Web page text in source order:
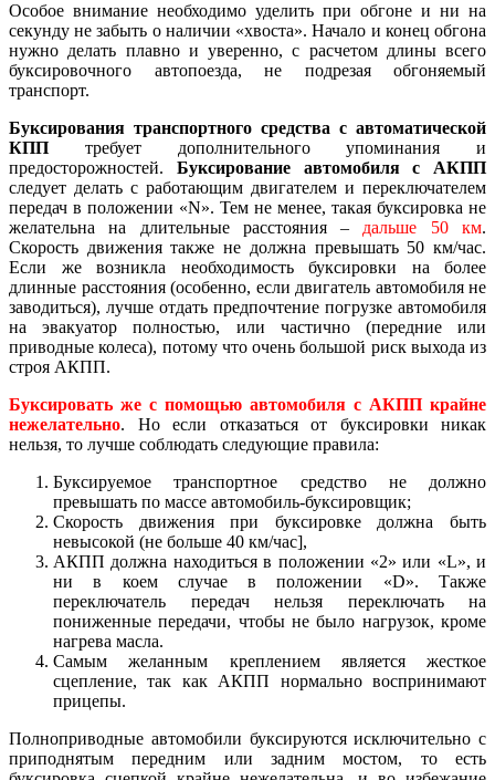
Особое внимание необходимо уделить при обгоне и ни на
секунду не забыть о наличии «хвоста». Начало и конец обгона
нужно делать плавно и уверенно, с расчетом длины всего
буксировочного автопоезда, не подрезая обгоняемый
транспорт.
Буксирования транспортного средства с автоматической
КПП требует дополнительного упоминания и
предосторожностей. Буксирование автомобиля с АКПП
следует делать с работающим двигателем и переключателем
передач в положении «N». Тем не менее, такая буксировка не
желательна на длительные расстояния – дальше 50 км.
Скорость движения также не должна превышать 50 км/час.
Если же возникла необходимость буксировки на более
длинные расстояния (особенно, если двигатель автомобиля не
заводиться), лучше отдать предпочтение погрузке автомобиля
на эвакуатор полностью, или частично (передние или
приводные колеса), потому что очень большой риск выхода из
строя АКПП.
Буксировать же с помощью автомобиля с АКПП крайне
нежелательно. Но если отказаться от буксировки никак
нельзя, то лучше соблюдать следующие правила:
Буксируемое транспортное средство не должно
превышать по массе автомобиль-буксировщик;
Скорость движения при буксировке должна быть
невысокой (не больше 40 км/час],
АКПП должна находиться в положении «2» или «L», и
ни в коем случае в положении «D». Также
переключатель передач нельзя переключать на
пониженные передачи, чтобы не было нагрузок, кроме
нагрева масла.
Самым желанным креплением является жесткое
сцепление, так как АКПП нормально воспринимают
прицепы.
Полноприводные автомобили буксируются исключительно с
приподнятым передним или задним мостом, то есть